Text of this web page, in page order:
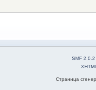
SMF 2.0.2
Страница